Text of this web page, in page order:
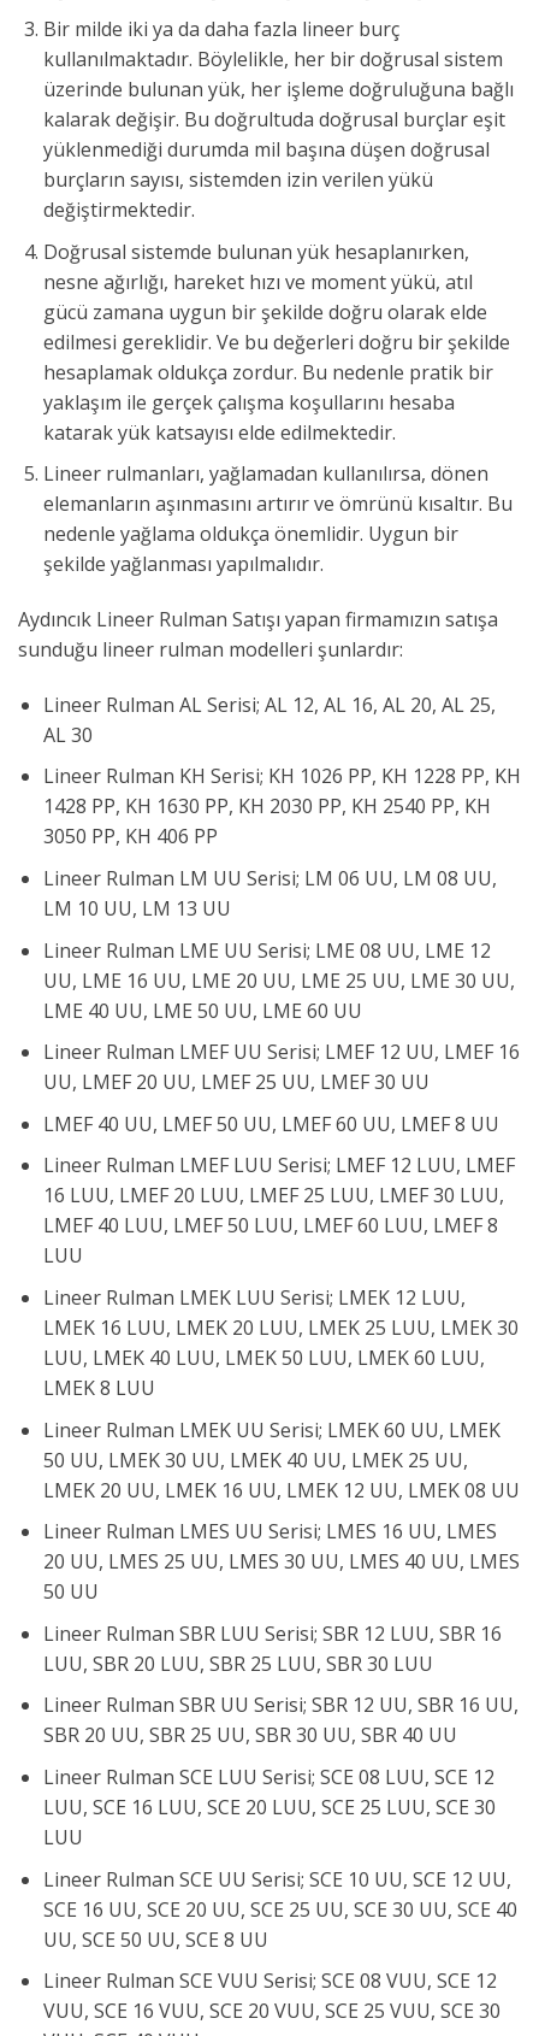
Bir milde iki ya da daha fazla lineer burç
kullanılmaktadır. Böylelikle, her bir doğrusal sistem
üzerinde bulunan yük, her işleme doğruluğuna bağlı
kalarak değişir. Bu doğrultuda doğrusal burçlar eşit
yüklenmediği durumda mil başına düşen doğrusal
burçların sayısı, sistemden izin verilen yükü
değiştirmektedir.
Doğrusal sistemde bulunan yük hesaplanırken,
nesne ağırlığı, hareket hızı ve moment yükü, atıl
gücü zamana uygun bir şekilde doğru olarak elde
edilmesi gereklidir. Ve bu değerleri doğru bir şekilde
hesaplamak oldukça zordur. Bu nedenle pratik bir
yaklaşım ile gerçek çalışma koşullarını hesaba
katarak yük katsayısı elde edilmektedir.
Lineer rulmanları, yağlamadan kullanılırsa, dönen
elemanların aşınmasını artırır ve ömrünü kısaltır. Bu
nedenle yağlama oldukça önemlidir. Uygun bir
şekilde yağlanması yapılmalıdır.
Aydıncık Lineer Rulman Satışı yapan firmamızın satışa
sunduğu lineer rulman modelleri şunlardır:
Lineer Rulman AL Serisi; AL 12, AL 16, AL 20, AL 25,
AL 30
Lineer Rulman KH Serisi; KH 1026 PP, KH 1228 PP, KH
1428 PP, KH 1630 PP, KH 2030 PP, KH 2540 PP, KH
3050 PP, KH 406 PP
Lineer Rulman LM UU Serisi; LM 06 UU, LM 08 UU,
LM 10 UU, LM 13 UU
Lineer Rulman LME UU Serisi; LME 08 UU, LME 12
UU, LME 16 UU, LME 20 UU, LME 25 UU, LME 30 UU,
LME 40 UU, LME 50 UU, LME 60 UU
Lineer Rulman LMEF UU Serisi; LMEF 12 UU, LMEF 16
UU, LMEF 20 UU, LMEF 25 UU, LMEF 30 UU
LMEF 40 UU, LMEF 50 UU, LMEF 60 UU, LMEF 8 UU
Lineer Rulman LMEF LUU Serisi; LMEF 12 LUU, LMEF
16 LUU, LMEF 20 LUU, LMEF 25 LUU, LMEF 30 LUU,
LMEF 40 LUU, LMEF 50 LUU, LMEF 60 LUU, LMEF 8
LUU
Lineer Rulman LMEK LUU Serisi; LMEK 12 LUU,
LMEK 16 LUU, LMEK 20 LUU, LMEK 25 LUU, LMEK 30
LUU, LMEK 40 LUU, LMEK 50 LUU, LMEK 60 LUU,
LMEK 8 LUU
Lineer Rulman LMEK UU Serisi; LMEK 60 UU, LMEK
50 UU, LMEK 30 UU, LMEK 40 UU, LMEK 25 UU,
LMEK 20 UU, LMEK 16 UU, LMEK 12 UU, LMEK 08 UU
Lineer Rulman LMES UU Serisi; LMES 16 UU, LMES
20 UU, LMES 25 UU, LMES 30 UU, LMES 40 UU, LMES
50 UU
Lineer Rulman SBR LUU Serisi; SBR 12 LUU, SBR 16
LUU, SBR 20 LUU, SBR 25 LUU, SBR 30 LUU
Lineer Rulman SBR UU Serisi; SBR 12 UU, SBR 16 UU,
SBR 20 UU, SBR 25 UU, SBR 30 UU, SBR 40 UU
Lineer Rulman SCE LUU Serisi; SCE 08 LUU, SCE 12
LUU, SCE 16 LUU, SCE 20 LUU, SCE 25 LUU, SCE 30
LUU
Lineer Rulman SCE UU Serisi; SCE 10 UU, SCE 12 UU,
SCE 16 UU, SCE 20 UU, SCE 25 UU, SCE 30 UU, SCE 40
UU, SCE 50 UU, SCE 8 UU
Lineer Rulman SCE VUU Serisi; SCE 08 VUU, SCE 12
VUU, SCE 16 VUU, SCE 20 VUU, SCE 25 VUU, SCE 30